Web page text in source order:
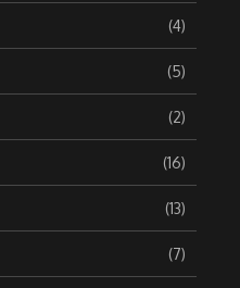
(4)
(5)
(2)
(16)
(13)
(7)